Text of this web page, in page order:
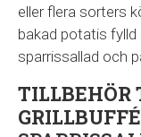
eller flera sorters
bakad potatis
sparrissallad och
TILLBEHÖR
GRILLBUFFÉ